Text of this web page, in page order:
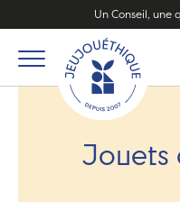
Un Conseil, une
Jouets